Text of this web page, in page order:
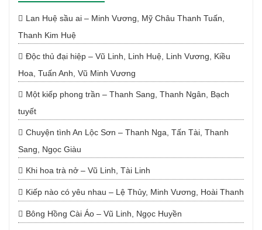
Lan Huệ sầu ai – Minh Vương, Mỹ Châu Thanh Tuấn,
Thanh Kim Huệ
Độc thủ đại hiệp – Vũ Linh, Linh Huệ, Linh Vương, Kiều
Hoa, Tuấn Anh, Vũ Minh Vương
Một kiếp phong trần – Thanh Sang, Thanh Ngân, Bạch
tuyết
Chuyện tình An Lộc Sơn – Thanh Nga, Tấn Tài, Thanh
Sang, Ngọc Giàu
Khi hoa trà nở – Vũ Linh, Tài Linh
Kiếp nào có yêu nhau – Lệ Thủy, Minh Vương, Hoài Thanh
Bông Hồng Cài Áo – Vũ Linh, Ngọc Huyền